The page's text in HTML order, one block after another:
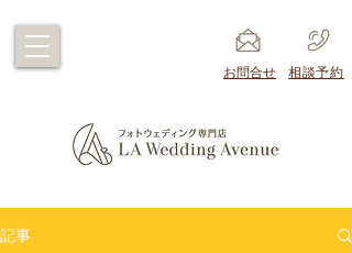
​お問合せ ​相談予約
記事